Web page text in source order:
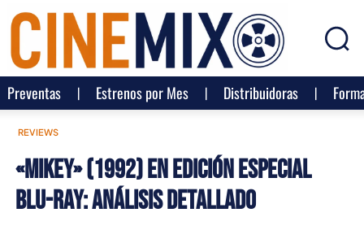
Preventas Estrenos por Mes Distribuidoras
REVIEWS
«Mikey» (1992) en edición especial
Blu-ray: análisis detallado